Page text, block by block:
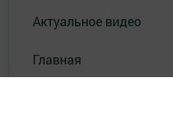
Актуальное видео
Главная